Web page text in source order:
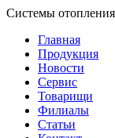
Системы
Главная
Продукция
Новости
Сервис
Товарищи
Филиалы
Статьи